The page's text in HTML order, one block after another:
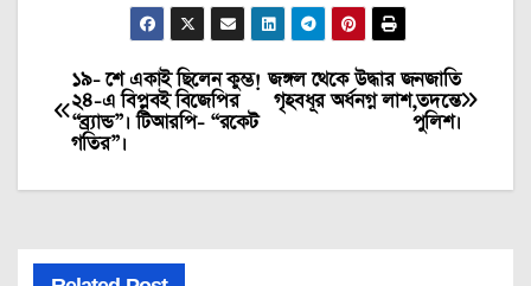
Post
navigation
জঙ্গল থেকে উদ্ধার জনজাতি
গৃহবধূর অর্ধনগ্ন লাশ,তদন্তে
পুলিশ।
১৯- শে একাই ছিলেন কুম্ভ!
২৪-এ বিপ্লবই বিজেপির
“ব্র্যান্ড”। টিআরপি- “রকেট
গতির”।